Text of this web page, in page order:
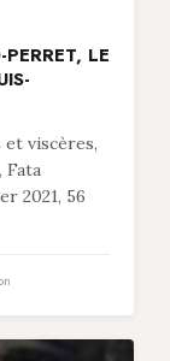
LE
et viscères,
Fata
2021, 56